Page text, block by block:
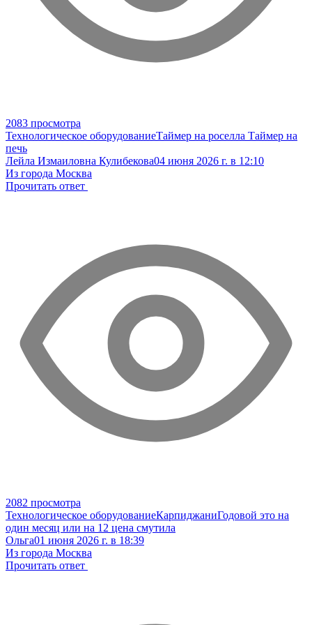
2083 просмотра
Технологическое оборудованиеТаймер на роселла Таймер на
печь
Лейла Измаиловна Кулибекова04 июня 2026 г. в 12:10
Из города Москва
Прочитать ответ
2082 просмотра
Технологическое оборудованиеКарпиджаниГодовой это на
один месяц или на 12 цена смутила
Ольга01 июня 2026 г. в 18:39
Из города Москва
Прочитать ответ